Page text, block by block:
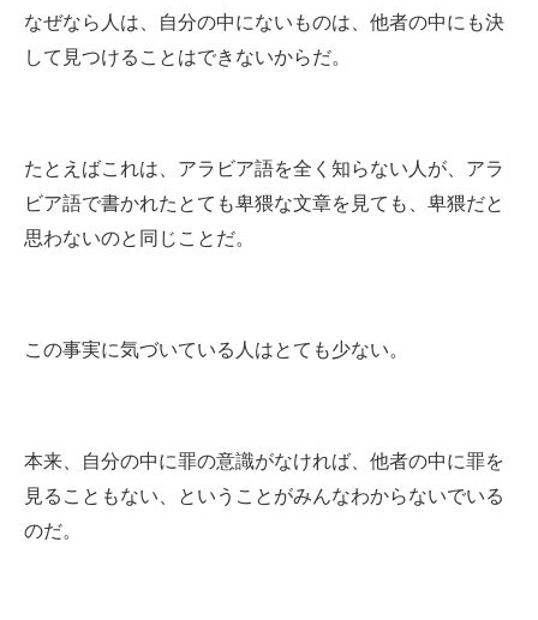
なぜなら人は、自分の中にないものは、他者の中にも決
して見つけることはできないからだ。
たとえばこれは、アラビア語を全く知らない人が、アラ
ビア語で書かれたとても卑猥な文章を見ても、卑猥だと
思わないのと同じことだ。
この事実に気づいている人はとても少ない。
本来、自分の中に罪の意識がなければ、他者の中に罪を
見ることもない、ということがみんなわからないでいる
のだ。